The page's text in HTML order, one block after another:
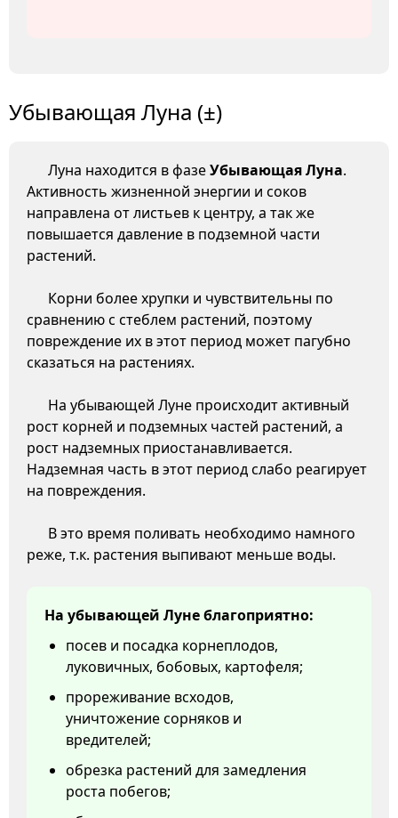
Убывающая Луна (±)
Луна находится в фазеУбывающая Луна.
Активность жизненной энергии и соков
направлена от листьев к центру, а так же
повышается давление в подземной части
растений.
Корни более хрупки и чувствительны по
сравнению с стеблем растений, поэтому
повреждение их в этот период может пагубно
сказаться на растениях.
На убывающей Луне происходит активный
рост корней и подземных частей растений, а
рост надземных приостанавливается.
Надземная часть в этот период слабо реагирует
на повреждения.
В это время поливать необходимо намного
реже, т.к. растения выпивают меньше воды.
На убывающей Луне благоприятно:
посев и посадка корнеплодов,
луковичных, бобовых, картофеля;
прореживание всходов,
уничтожение сорняков и
вредителей;
обрезка растений для замедления
роста побегов;